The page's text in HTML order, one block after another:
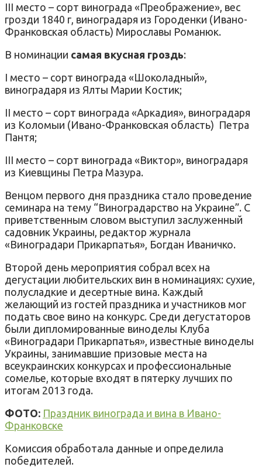
III место – сорт винограда «Преображение», вес
грозди 1840 г, виноградаря из Городенки (Ивано-
Франковская область) Мирославы Романюк.
В номинации самая вкусная гроздь:
I место – сорт винограда «Шоколадный»,
виноградаря из Ялты Марии Костик;
II место – сорт винограда «Аркадия», виноградаря
из Коломыи (Ивано-Франковская область) Петра
Пантя;
III место – сорт винограда «Виктор», виноградаря
из Киевщины Петра Мазура.
Венцом первого дня праздника стало проведение
семинара на тему “Виноградарство на Украине”. С
приветственным словом выступил заслуженный
садовник Украины, редактор журнала
«Виноградари Прикарпатья», Богдан Иваничко.
Второй день мероприятия собрал всех на
дегустации любительских вин в номинациях: сухие,
полусладкие и десертные вина. Каждый
желающий из гостей праздника и участников мог
подать свое вино на конкурс. Среди дегустаторов
были дипломированные виноделы Клуба
«Виноградари Прикарпатья», известные виноделы
Украины, занимавшие призовые места на
всеукраинских конкурсах и профессиональные
сомелье, которые входят в пятерку лучших по
итогам 2013 года.
ФОТО: Праздник винограда и вина в Ивано-
Франковске
Комиссия обработала данные и определила
победителей.